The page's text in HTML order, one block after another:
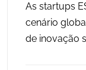
As startups
cenário
de inovação